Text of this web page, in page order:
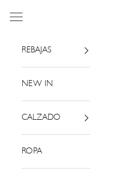
Menú
REBAJAS
NEW IN
CALZADO
ROPA